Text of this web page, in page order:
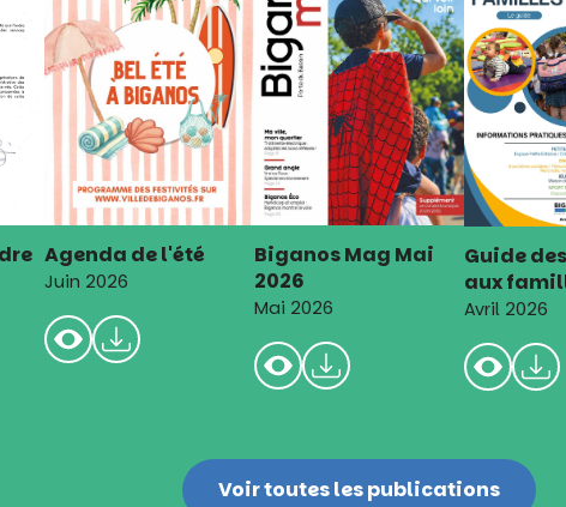
Agenda de l'été
Juin 2026
Biganos Mag Mai
2026
Mai 2026
Guide
aux
Avril 2026
Voir toutes les publications